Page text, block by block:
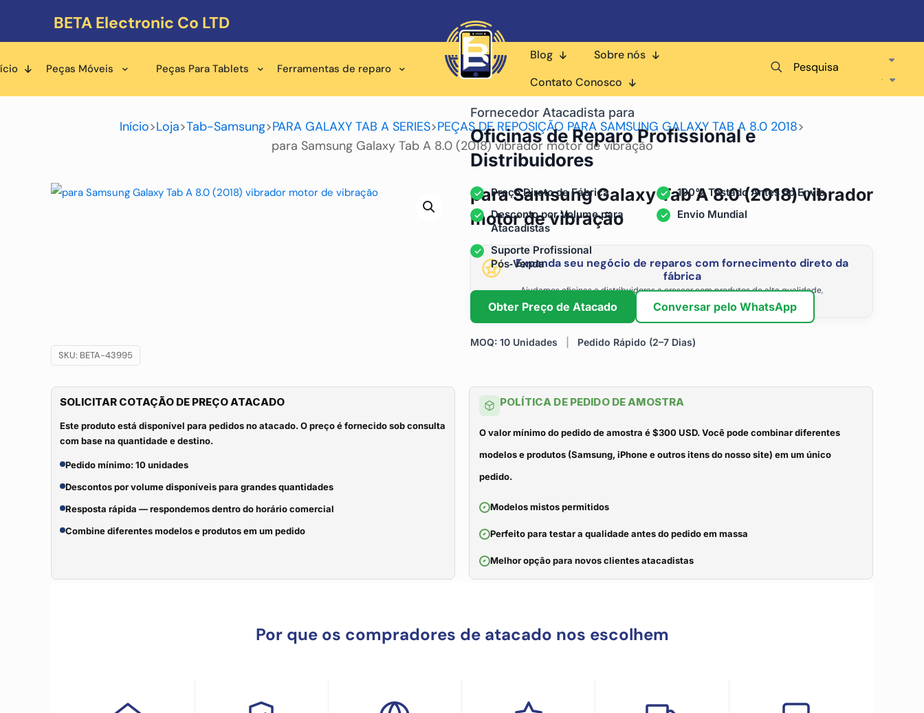
BETA Electronic Co LTD
Peças Móveis Peças Para Tablets Ferramentas de reparo
Blog
Sobre nós
Contato Conosco
Pesquisa
Início>Loja>Tab-Samsung>PARA GALAXY TAB A SERIES>PEÇAS DE REPOSIÇÃO PARA SAMSUNG GALAXY TAB A 8.0 2018>
para Samsung Galaxy Tab A 8.0 (2018) vibrador motor de vibração
para Samsung Galaxy Tab A 8.0 (2018) vibrador
motor de vibração
Expanda seu negócio de reparos com fornecimento direto da
fábrica
Ajudamos oficinas e distribuidores a crescer com produtos de alta qualidade,
fornecimento estável e os preços de atacado mais competitivos.
SKU: BETA-43995
Fornecedor Atacadista para
Oficinas de Reparo Profissional e
Distribuidores
Preço Direto de Fábrica
100% Testado Antes do Envio
Desconto por Volume para
Atacadistas
Envio Mundial
Suporte Profissional
Pós‑Venda
Obter Preço de Atacado Conversar pelo WhatsApp
MOQ: 10 Unidades Pedido Rápido (2–7 Dias)
SOLICITAR COTAÇÃO DE PREÇO ATACADO
Este produto está disponível para pedidos no atacado. O preço é fornecido sob consulta
com base na quantidade e destino.
Pedido mínimo: 10 unidades
Descontos por volume disponíveis para grandes quantidades
Resposta rápida — respondemos dentro do horário comercial
Combine diferentes modelos e produtos em um pedido
POLÍTICA DE PEDIDO DE AMOSTRA
O valor mínimo do pedido de amostra é $300 USD. Você pode combinar diferentes
modelos e produtos (Samsung, iPhone e outros itens do nosso site) em um único
pedido.
Modelos mistos permitidos
Perfeito para testar a qualidade antes do pedido em massa
Melhor opção para novos clientes atacadistas
Por que os compradores de atacado nos escolhem